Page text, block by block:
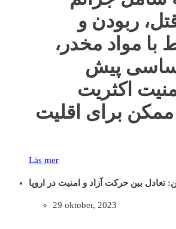
ربودن و
با مواد مخدر،
پیش
اکثریت
برای اقلیت
Läs mer
تعادل بین حرکت آزاد و امنیت در اروپا
29 oktober, 2023